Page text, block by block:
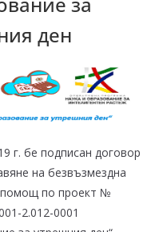
ден
г. бе подписан договор
на безвъзмездна
по проект №
2.012-0001